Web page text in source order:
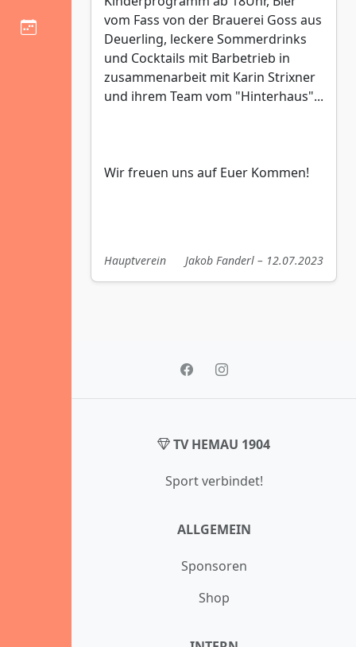
vom Fass von der Brauerei Goss aus
Deuerling, leckere Sommerdrinks
und Cocktails mit Barbetrieb in
zusammenarbeit mit Karin Strixner
und ihrem Team vom "Hinterhaus"...
Wir freuen uns auf Euer Kommen!
Hauptverein Jakob Fanderl – 12.07.2023
TV HEMAU 1904
Sport verbindet!
ALLGEMEIN
Sponsoren
Shop